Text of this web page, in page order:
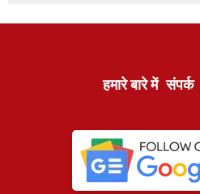
हमारे बारे में संपर्क